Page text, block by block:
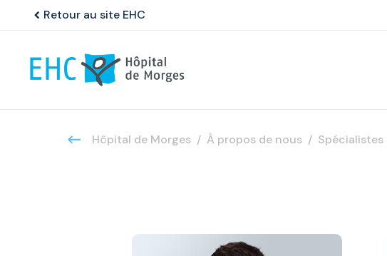
chevron_left Retour au site EHC
Hôpital de Morges À propos de nous Spécialistes